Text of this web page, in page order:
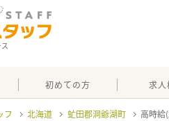
初めての方 求人
フ 北海道 虻田郡洞爺湖町 高時給